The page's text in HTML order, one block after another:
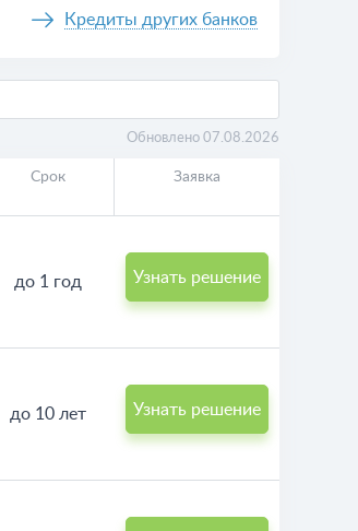
Кредиты других банков
Обновлено 07.08.2026
Срок Заявка
до 1 год Узнать решение
до 10 лет Узнать решение